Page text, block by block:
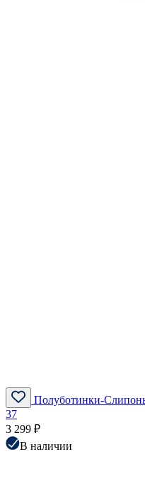
Полуботинки-
37
3 299 ₽
В наличии